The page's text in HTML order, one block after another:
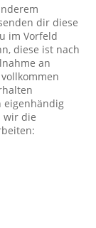
dir diese
im Vorfeld
diese ist nach
an
eigenhändig
wir die